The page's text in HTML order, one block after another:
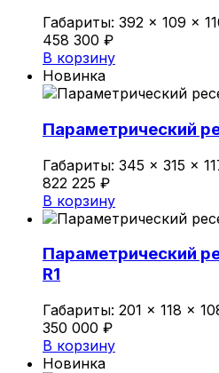
Габариты: 392 × 109 ×
458 300 ₽
В корзину
Новинка
Параметрический
Габариты: 345 × 315 ×
822 225 ₽
В корзину
Параметрический
R1
Габариты: 201 × 118 ×
350 000 ₽
В корзину
Новинка